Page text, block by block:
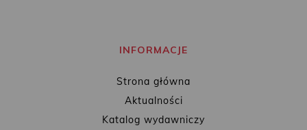
INFORMACJE
Strona główna
Aktualności
Katalog wydawniczy